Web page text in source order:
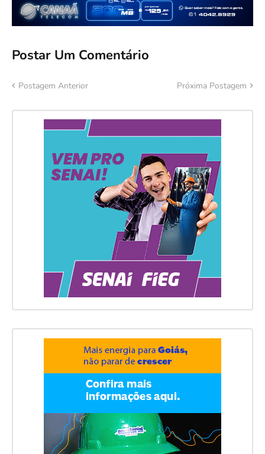
Postar Um Comentário
Postagem Anterior Próxima Postagem